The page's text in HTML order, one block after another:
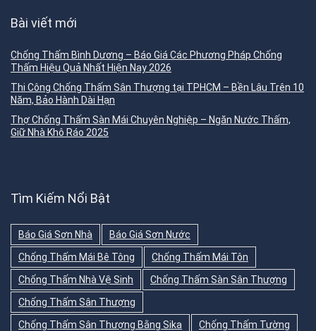
Bài viết mới
Chống Thấm Bình Dương – Báo Giá Các Phương Pháp Chống
Thấm Hiệu Quả Nhất Hiện Nay 2026
Thi Công Chống Thấm Sân Thượng tại TPHCM – Bền Lâu Trên 10
Năm, Bảo Hành Dài Hạn
Thợ Chống Thấm Sàn Mái Chuyên Nghiệp – Ngăn Nước Thấm,
Giữ Nhà Khô Ráo 2025
Tìm Kiếm Nổi Bật
Báo Giá Sơn Nhà
Báo Giá Sơn Nước
Chống Thấm Mái Bê Tông
Chống Thấm Mái Tôn
Chống Thấm Nhà Vệ Sinh
Chống Thấm Sàn Sân Thượng
Chống Thấm Sân Thượng
Chống Thấm Sân Thượng Bằng Sika
Chống Thấm Tường